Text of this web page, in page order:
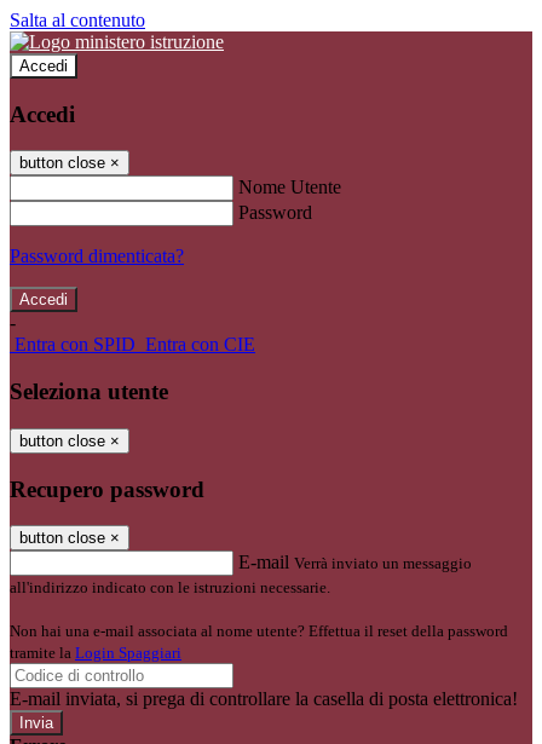
Salta al contenuto
Accedi
Accedi
button close ×
Nome Utente
Password
Password dimenticata?
-
Entra con SPID Entra con CIE
Seleziona utente
button close ×
Recupero password
button close ×
E-mail Verrà inviato un messaggio
all'indirizzo indicato con le istruzioni necessarie.
Non hai una e-mail associata al nome utente? Effettua il reset della password
tramite la Login Spaggiari
E-mail inviata, si prega di controllare la casella di posta elettronica!